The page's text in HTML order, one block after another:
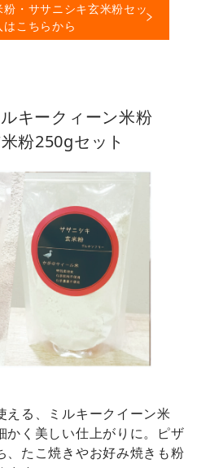
粉・ササニシキ玄米粉セッ
はこちらから
キークィーン米粉
粉250gセット
える、ミルキークイーン米
かく美しい仕上がりに。ピザ
、たこ焼きやお好み焼きも粉